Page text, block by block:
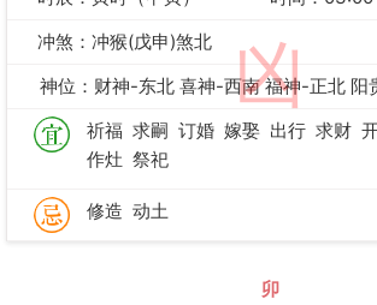
凶
冲煞：冲猴(戊申)煞北
神位：财神-东北 喜神-西南 福神-正北 阳
祈福 求嗣 订婚 嫁娶 出行 求财
作灶 祭祀
修造 动土
卯